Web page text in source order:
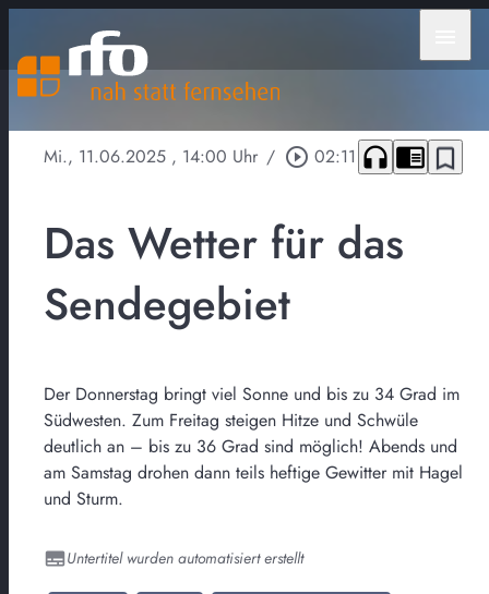
Mi., 11.06.2025 , 14:00 Uhr / play_circle_outline 02:11 headphones chrome_reader_mode bookmark_border
Das Wetter für das
Sendegebiet
Der Donnerstag bringt viel Sonne und bis zu 34 Grad im
Südwesten. Zum Freitag steigen Hitze und Schwüle
deutlich an – bis zu 36 Grad sind möglich! Abends und
am Samstag drohen dann teils heftige Gewitter mit Hagel
und Sturm.
Untertitel wurden automatisiert erstellt